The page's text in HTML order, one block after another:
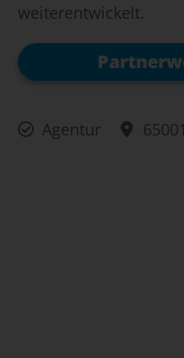
weiterentwickelt.
Agentur 65001